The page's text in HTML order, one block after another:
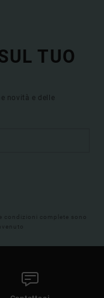
TUO
novità e delle
condizioni complete sono